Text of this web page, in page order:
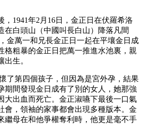
1941年2月16日，金正日在伏羅希洛
在白頭山（中國叫長白山）降落凡間
金萬一和兄長金正日一起在平壤金日成
格粗暴的金正日把萬一推進水池裏，親
生。
了第四個孩子，但因為是宮外孕，結果
期間發現金日成有了別的女人，她那強
大出血而死亡。金正淑嚥下最後一口氣
會，領袖的家事都會出現多種版本。金
繼母在和他爭權奪利時，他更是毫不手